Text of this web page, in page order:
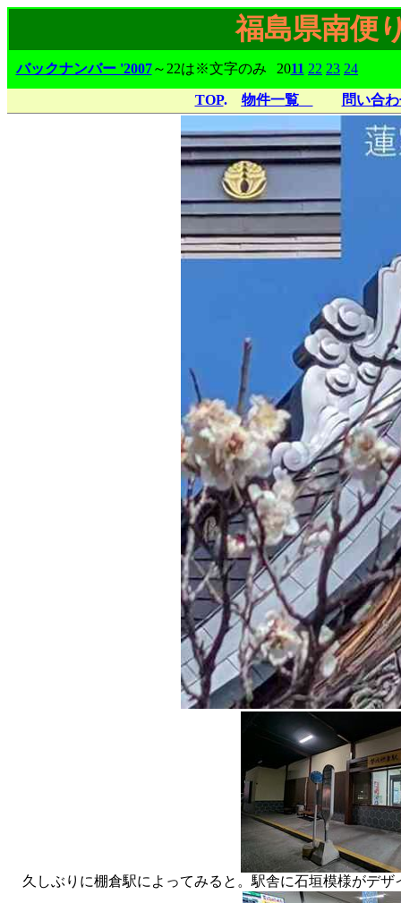
福島県南便
バックナンバー '2007～22は※文字のみ 2011 22 23 24
TOP. 物件一覧 問い合
久しぶりに棚倉駅によってみると。駅舎に石垣模様がデ